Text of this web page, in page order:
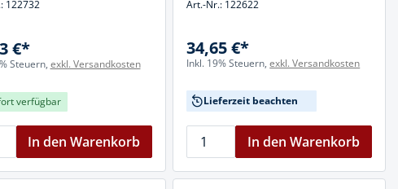
122732
€*
Steuern, exkl. Versandkosten
verfügbar
In den Warenkorb
Art.-Nr.: 122622
34,65 €*
Inkl. 19% Steuern,exkl. Versandkosten
Lieferzeit beachten
In den Warenkorb